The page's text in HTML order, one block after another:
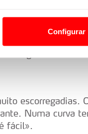
digital,
para analisar
de dados
necessário
Configurar
até as
complicado de
Agora temos o
escorregadias.
Numa curva
fácil».